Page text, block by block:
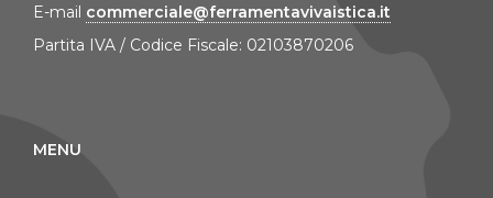
E-mail commerciale@ferramentavivaistica.it
Partita IVA / Codice Fiscale: 02103870206
MENU